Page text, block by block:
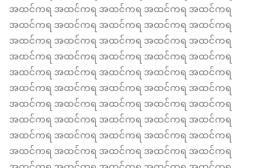
အထင်ကရ အထင်ကရ အထင်ကရ အထင်ကရ အထင်ကရ
အထင်ကရ အထင်ကရ အထင်ကရ အထင်ကရ အထင်ကရ
အထင်ကရ အထင်ကရ အထင်ကရ အထင်ကရ အထင်ကရ
အထင်ကရ အထင်ကရ အထင်ကရ အထင်ကရ အထင်ကရ
အထင်ကရ အထင်ကရ အထင်ကရ အထင်ကရ အထင်ကရ
အထင်ကရ အထင်ကရ အထင်ကရ အထင်ကရ အထင်ကရ
အထင်ကရ အထင်ကရ အထင်ကရ အထင်ကရ အထင်ကရ
အထင်ကရ အထင်ကရ အထင်ကရ အထင်ကရ အထင်ကရ
အထင်ကရ အထင်ကရ အထင်ကရ အထင်ကရ အထင်ကရ
အထင်ကရ အထင်ကရ အထင်ကရ အထင်ကရ အထင်ကရ